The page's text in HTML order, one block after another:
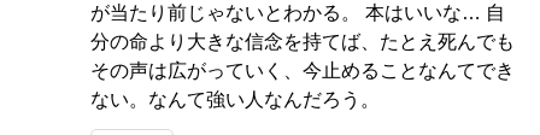
が当たり前じゃないとわかる。 本はいいな… 自
分の命より大きな信念を持てば、たとえ死んでも
その声は広がっていく、今止めることなんてでき
ない。なんて強い人なんだろう。